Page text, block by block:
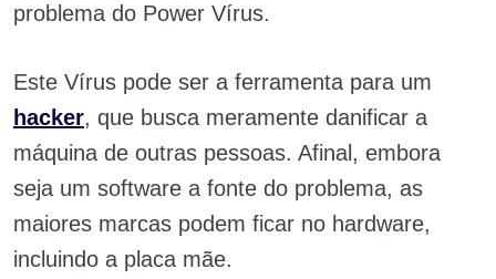
problema do Power Vírus.
Este Vírus pode ser a ferramenta para um
hacker, que busca meramente danificar a
máquina de outras pessoas. Afinal, embora
seja um software a fonte do problema, as
maiores marcas podem ficar no hardware,
incluindo a placa mãe.